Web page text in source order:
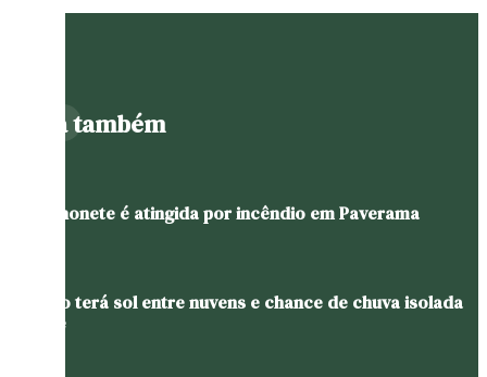
Leia também
Caminhonete é atingida por incêndio em Paverama
Sábado terá sol entre nuvens e chance de chuva isolada
no Vale